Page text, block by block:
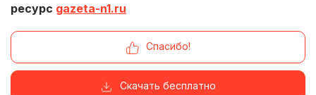
ресурс gazeta-n1.ru
Спасибо!
Скачать бесплатно